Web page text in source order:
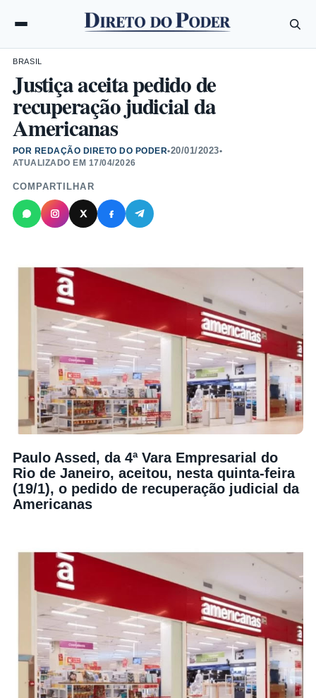
BRASIL
Justiça aceita pedido de
recuperação judicial da
Americanas
POR REDAÇÃO DIRETO DO PODER•20/01/2023•
ATUALIZADO EM 17/04/2026
COMPARTILHAR
Paulo Assed, da 4ª Vara Empresarial do
Rio de Janeiro, aceitou, nesta quinta-feira
(19/1), o pedido de recuperação judicial da
Americanas